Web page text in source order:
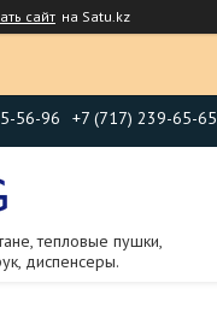
сайт на Satu.kz
56-96 +7 (717) 239-65-65
тепловые пушки,
диспенсеры.